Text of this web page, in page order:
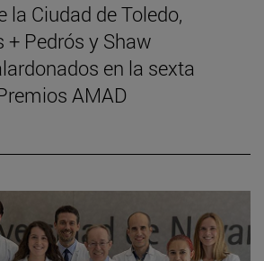
la Ciudad de Toledo,
+ Pedrós y Shaw
en la sexta
AMAD